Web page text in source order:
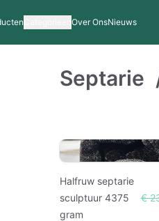
Over OnsNieuws
Septarie
Halfruw septarie
sculptuur 4375
gram
€